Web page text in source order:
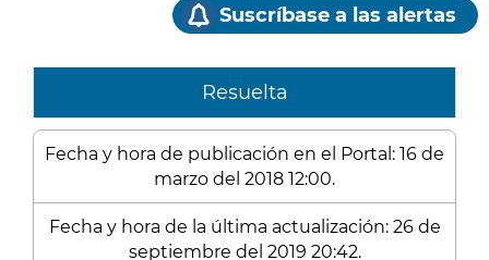
Suscríbase a las alertas
Resuelta
Fecha y hora de publicación en el Portal: 16 de
marzo del 2018 12:00.
Fecha y hora de la última actualización: 26 de
septiembre del 2019 20:42.